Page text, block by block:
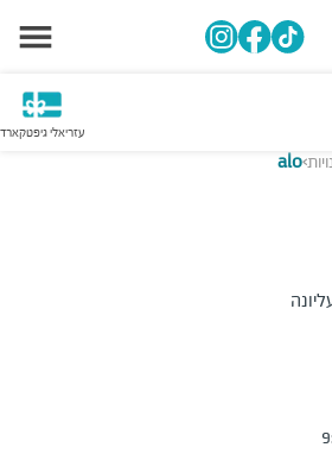
עזריאלי גיפטקארד
>
alo